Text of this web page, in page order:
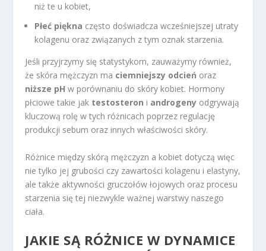
niż te u kobiet,
Płeć piękna często doświadcza wcześniejszej utraty
kolagenu oraz związanych z tym oznak starzenia.
Jeśli przyjrzymy się statystykom, zauważymy również,
że skóra mężczyzn ma ciemniejszy odcień oraz
niższe pH w porównaniu do skóry kobiet. Hormony
płciowe takie jak testosteron i androgeny odgrywają
kluczową rolę w tych różnicach poprzez regulację
produkcji sebum oraz innych właściwości skóry.
Różnice między skórą mężczyzn a kobiet dotyczą więc
nie tylko jej grubości czy zawartości kolagenu i elastyny,
ale także aktywności gruczołów łojowych oraz procesu
starzenia się tej niezwykle ważnej warstwy naszego
ciała.
JAKIE SĄ RÓŻNICE W DYNAMICE